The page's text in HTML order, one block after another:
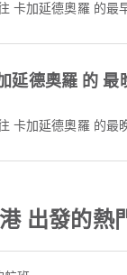
往 卡加延德奧羅 的
延德奧羅 的 最
往 卡加延德奧羅 的
出發的熱